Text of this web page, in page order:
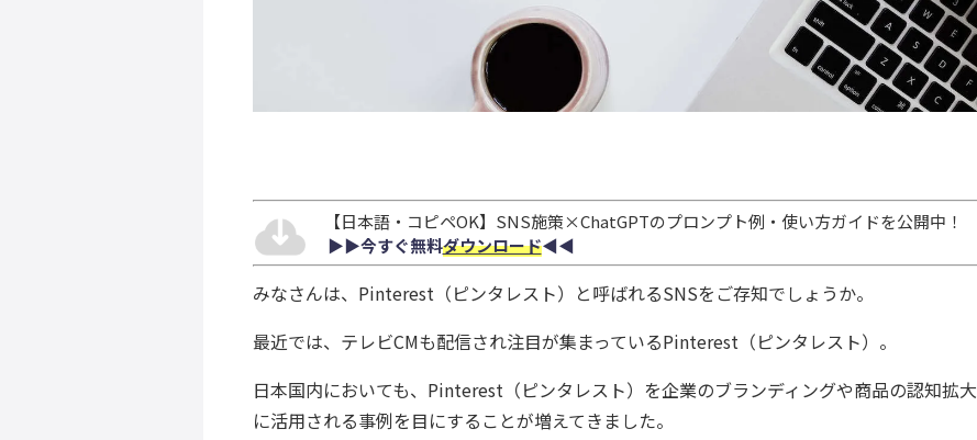
【日本語・コピペOK】SNS施策×ChatGPTのプロンプト例・使い方ガイドを公開中！
▶︎▶︎今すぐ無料ダウンロード◀︎◀︎
みなさんは、Pinterest（ピンタレスト）と呼ばれるSNSをご存知でしょうか。
最近では、テレビCMも配信され注目が集まっているPinterest（ピンタレスト）。
日本国内においても、Pinterest（ピンタレスト）を企業のブランディングや商品の認知拡大
に活用される事例を目にすることが増えてきました。